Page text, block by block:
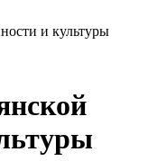
и культуры